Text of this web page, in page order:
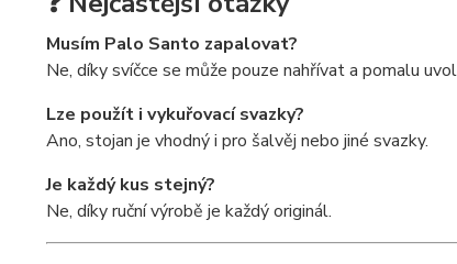
Musím Palo Santo zapalovat?
Ne, díky svíčce se může pouze nahřívat a pomalu
Lze použít i vykuřovací svazky?
Ano, stojan je vhodný i pro šalvěj nebo jiné svazky.
Je každý kus stejný?
Ne, díky ruční výrobě je každý originál.